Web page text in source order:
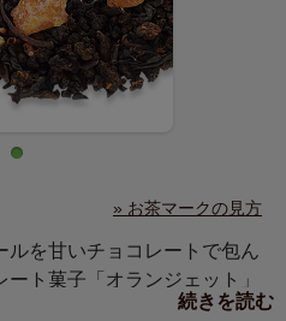
» お茶マークの見方
を甘いチョコレートで包ん
ト菓子「オランジェット」
ジピールの爽やかで甘くほろ
続きを読む